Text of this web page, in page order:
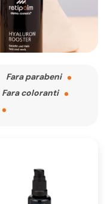
Fara parabeni
Fara coloranti